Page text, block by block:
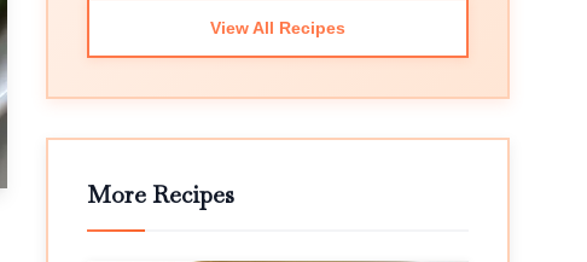
View All Recipes
More Recipes